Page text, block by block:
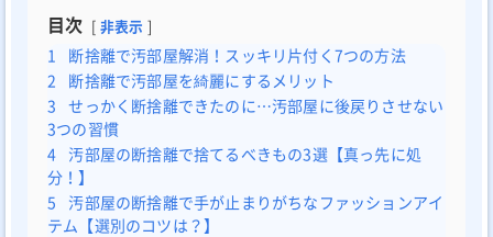
目次 非表示
1
断捨離で汚部屋解消！スッキリ片付く7つの方法
2
断捨離で汚部屋を綺麗にするメリット
3
せっかく断捨離できたのに…汚部屋に後戻りさせない
3つの習慣
4 汚部屋の断捨離で捨てるべきもの3選【真っ先に処
分！】
5
汚部屋の断捨離で手が止まりがちなファッションアイ
テム【選別のコツは？】